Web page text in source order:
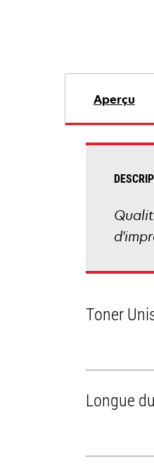
Aperçu
Toner
Longue